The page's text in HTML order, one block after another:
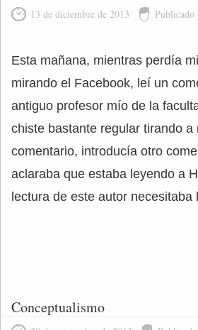
13 de diciembre de 2013 Publicado
Esta mañana, mientras perdía
mirando el Facebook, leí un
antiguo profesor mío de la
chiste bastante regular tirando a
comentario, introducía otro
aclaraba que estaba leyendo a
lectura de este autor
Conceptualismo